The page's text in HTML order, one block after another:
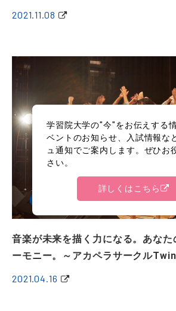
2021.11.08
音楽が未来を描く力になる。あな
ーモニー。～アカペラサークル
2021.04.16
学習院大学の"今"をお伝えする
ベントのお知らせ、入試情報な
ュ通知でご案内します。ぜひお
さい。
詳しくはこちら